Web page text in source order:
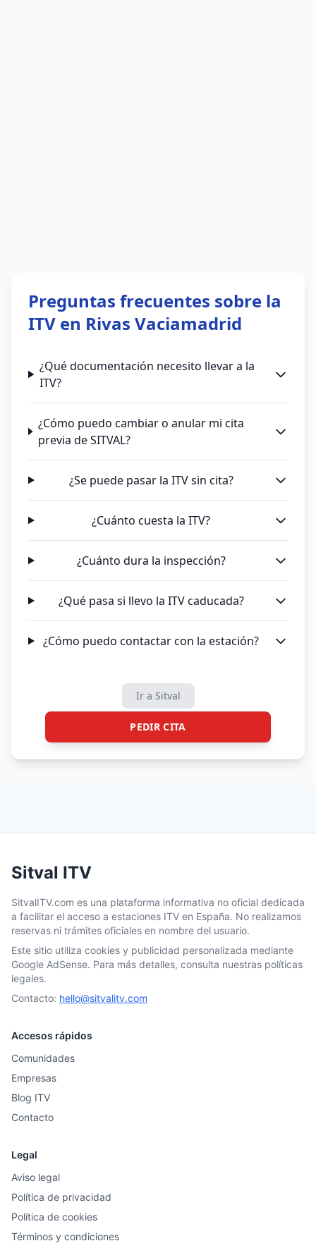
Preguntas frecuentes sobre la
ITV en Rivas Vaciamadrid
¿Qué documentación necesito llevar a la
ITV?
¿Cómo puedo cambiar o anular mi cita
previa de SITVAL?
¿Se puede pasar la ITV sin cita?
¿Cuánto cuesta la ITV?
¿Cuánto dura la inspección?
¿Qué pasa si llevo la ITV caducada?
¿Cómo puedo contactar con la estación?
Ir a Sitval
PEDIR CITA
Sitval ITV
SitvalITV.com es una plataforma informativa no oficial dedicada
a facilitar el acceso a estaciones ITV en España. No realizamos
reservas ni trámites oficiales en nombre del usuario.
Este sitio utiliza cookies y publicidad personalizada mediante
Google AdSense. Para más detalles, consulta nuestras políticas
legales.
Contacto: hello@sitvalitv.com
Accesos rápidos
Comunidades
Empresas
Blog ITV
Contacto
Legal
Aviso legal
Política de privacidad
Política de cookies
Términos y condiciones